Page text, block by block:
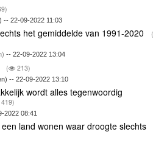
-- 22-09-2022 11:03
het gemiddelde van 1991-2020
(
-- 22-09-2022 13:04
( 213)
-- 22-09-2022 13:10
wordt alles tegenwoordig
419)
2022 08:41
land wonen waar droogte slechts